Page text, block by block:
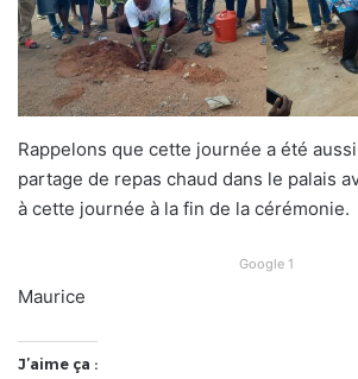
Rappelons que cette journée a été
partage de repas chaud dans le palais
à cette journée à la fin de la cérémonie.
Google 1
Maurice
J’aime ça :